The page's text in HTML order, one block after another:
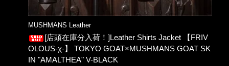
MUSHMANS Leather
[店頭在庫分入荷！]Leather Shirts Jacket 【FRIV
OLOUS-χ-】 TOKYO GOAT×MUSHMANS GOAT SK
IN "AMALTHEA" V-BLACK